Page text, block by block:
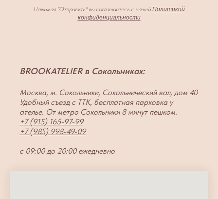
Нажимая "Отправить" вы соглашаетесь с нашейПолитикой
конфиденциальности
BROOKATELIER в Сокольниках:
Москва, м. Сокольники, Сокольнический вал, дом 40
Удобный съезд с ТТК, бесплатная парковка у
ателье. От метро Сокольники 8 минут пешком.
+7 (915) 165-97-99
+7 (985) 998-49-09
с 09:00 до 20:00 ежедневно